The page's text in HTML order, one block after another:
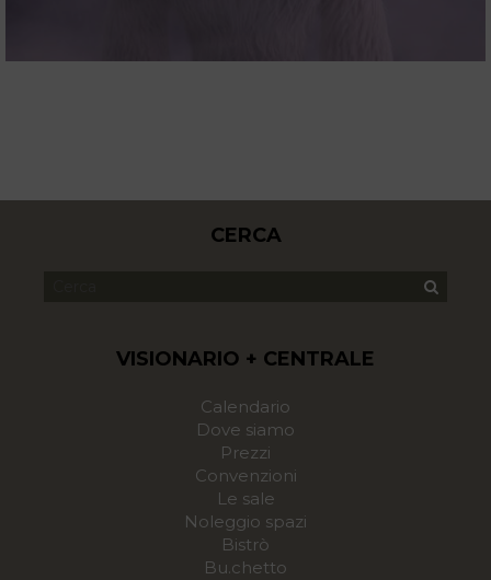
CERCA
VISIONARIO + CENTRALE
Calendario
Dove siamo
Prezzi
Convenzioni
Le sale
Noleggio spazi
Bistrò
Bu.chetto